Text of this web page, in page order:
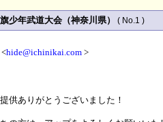
少年武道大会（神奈川県） ( No.1 )
hide@ichinikai.com >
供ありがとうございました！